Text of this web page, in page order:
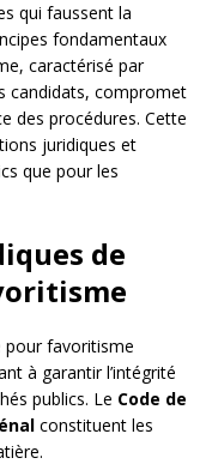
qui faussent la
fondamentaux
caractérisé par
candidats, compromet
des procédures. Cette
juridiques et
que pour les
de
pour favoritisme
à garantir l’intégrité
publics. Le Code de
constituent les